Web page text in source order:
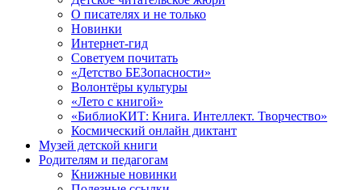
О писателях и не только
Новинки
Интернет-гид
Советуем почитать
«Детство БЕЗопасности»
Волонтёры культуры
«Лето с книгой»
«БиблиоКИТ: Книга. Интеллект. Творчество»
Космический онлайн диктант
Музей детской книги
Родителям и педагогам
Книжные новинки